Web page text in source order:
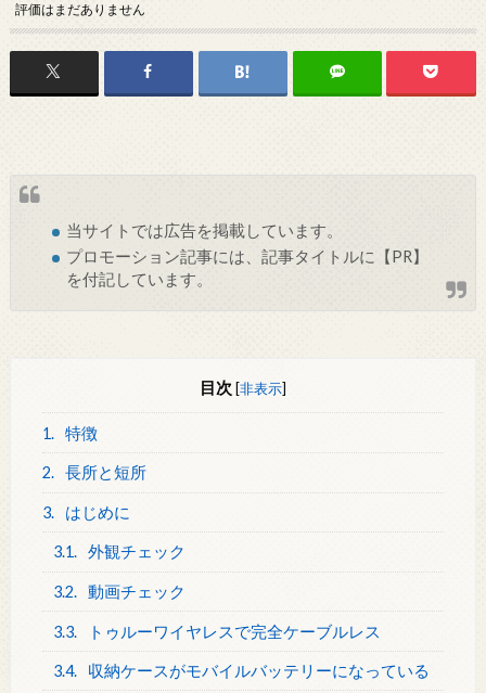
評価はまだありません
当サイトでは広告を掲載しています。
プロモーション記事には、記事タイトルに【PR】
を付記しています。
目次 [非表示]
1. 特徴
2. 長所と短所
3. はじめに
3.1. 外観チェック
3.2. 動画チェック
3.3. トゥルーワイヤレスで完全ケーブルレス
3.4. 収納ケースがモバイルバッテリーになっている